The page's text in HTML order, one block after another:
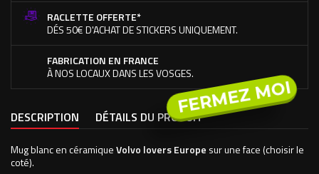
RACLETTE OFFERTE*
DÉS 50€ D'ACHAT DE STICKERS UNIQUEMENT.
FABRICATION EN FRANCE
À NOS LOCAUX DANS LES VOSGES.
DESCRIPTION DÉTAILS DU PRODUIT
Mug blanc en céramiqueVolvo lovers Europe sur une face (choisir le
coté).
FERMEZ MOI